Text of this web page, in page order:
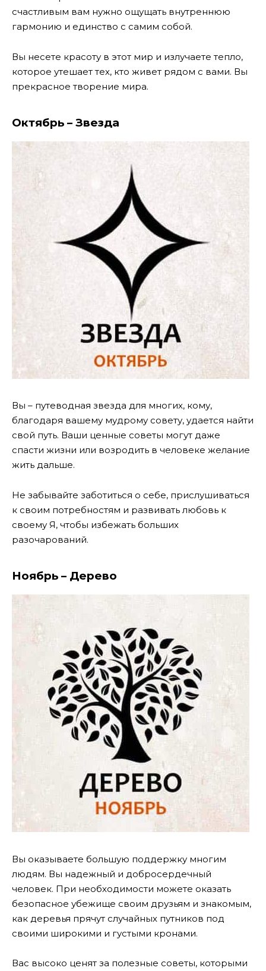
счастливым вам нужно ощущать внутреннюю
гармонию и единство с самим собой.
Вы несете красоту в этот мир и излучаете тепло,
которое утешает тех, кто живет рядом с вами. Вы
прекрасное творение мира.
Октябрь – Звезда
Вы – путеводная звезда для многих, кому,
благодаря вашему мудрому совету, удается найти
свой путь. Ваши ценные советы могут даже
спасти жизни или возродить в человеке желание
жить дальше.
Не забывайте заботиться о себе, прислушиваться
к своим потребностям и развивать любовь к
своему Я, чтобы избежать больших
разочарований.
Ноябрь – Дерево
Вы оказываете большую поддержку многим
людям. Вы надежный и добросердечный
человек. При необходимости можете оказать
безопасное убежище своим друзьям и знакомым,
как деревья прячут случайных путников под
своими широкими и густыми кронами.
Вас высоко ценят за полезные советы, которыми